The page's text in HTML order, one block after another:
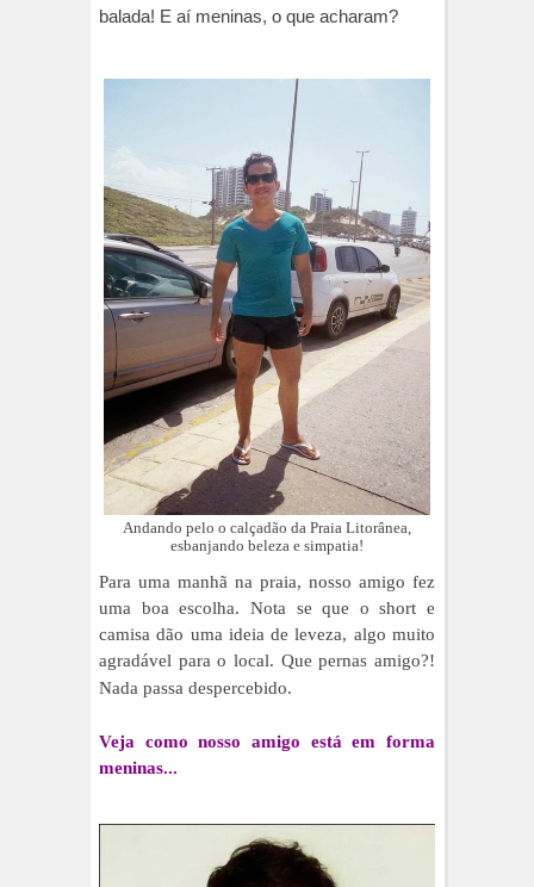
balada! E aí meninas, o que acharam?
Andando pelo o calçadão da Praia Litorânea,
esbanjando beleza e simpatia!
Para uma manhã na praia, nosso amigo fez
uma boa escolha. Nota se que o short e
camisa dão uma ideia de leveza, algo muito
agradável para o local. Que pernas amigo?!
Nada passa despercebido.
Veja como nosso amigo está em forma
meninas...